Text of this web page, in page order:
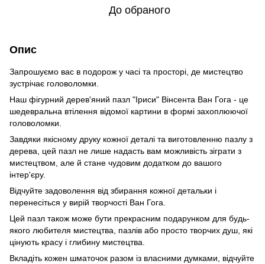
До обраного
Опис
Запрошуємо вас в подорож у часі та просторі, де мистецтво
зустрічає головоломки.
Наш фігурний дерев'яний пазл "Іриси" Вінсента Ван Гога - це
шедевральна втілення відомої картини в формі захоплюючої
головоломки.
Завдяки якісному друку кожної деталі та виготовленню пазлу з
дерева, цей пазл не лише надасть вам можливість зіграти з
мистецтвом, але й стане чудовим додатком до вашого
інтер'єру.
Відчуйте задоволення від збирання кожної детальки і
перенесіться у вирій творчості Ван Гога.
Цей пазл також може бути прекрасним подарунком для будь-
якого любителя мистецтва, пазлів або просто творчих душ, які
цінують красу і глибину мистецтва.
Вкладіть кожен шматочок разом із власними думками, відчуйте